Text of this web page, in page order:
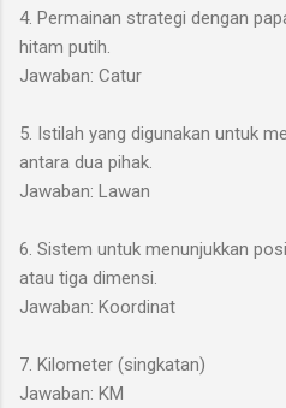
4. Permainan strategi dengan
hitam putih.
Jawaban: Catur
5. Istilah yang digunakan untuk
antara dua pihak.
Jawaban: Lawan
6. Sistem untuk menunjukkan
atau tiga dimensi.
Jawaban: Koordinat
7. Kilometer (singkatan)
Jawaban: KM